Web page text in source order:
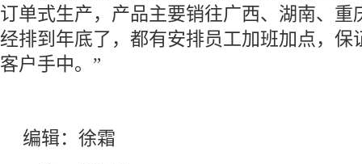
订单式生产，产品主要销往广西、湖南、重
经排到年底了，都有安排员工加班加点，保
客户手中。”
编辑：徐霜